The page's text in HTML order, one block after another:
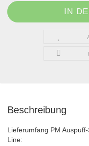
Beschreibung
Lieferumfang PM
Line: